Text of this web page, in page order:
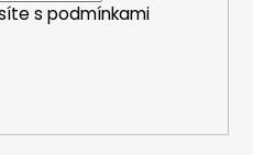
s podmínkami